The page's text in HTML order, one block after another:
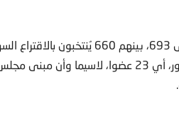
وطالب تحالف الأحزاب المصرية بزيادة أعضاء مجلس النواب من 450 عضوا إلى 693، بينهم 660 يُنتخبون
فيما يقوم رئيس الدولة بتعيين نسبة الخمسة في المئة التي يخولها له الدستور، أي 23 عضوا، لاسيما وأن مبنى